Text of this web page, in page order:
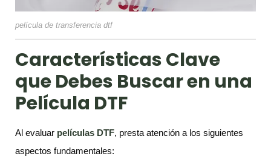
película de transferencia dtf
Características Clave
que Debes Buscar en una
Película DTF
Al evaluar películas DTF, presta atención a los siguientes
aspectos fundamentales: